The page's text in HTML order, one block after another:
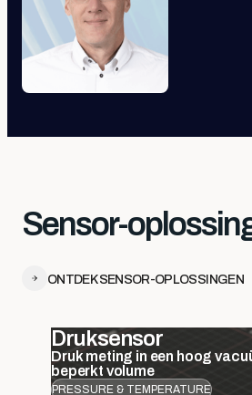
Sensor-
ONTDEK SENSOR-OPLOSSINGEN
Druksensor
Druk meting in een hoog
beperkt volume
PRESSURE & TEMPERATURE